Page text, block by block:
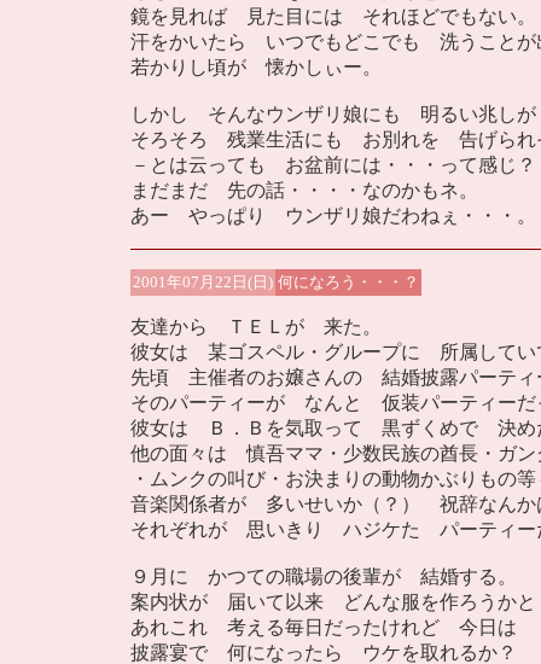
鏡を見れば 見た目には それほどでもない。
汗をかいたら いつでもどこでも 洗うことが
若かりし頃が 懐かしぃー。
しかし そんなウンザリ娘にも 明るい兆しが
そろそろ 残業生活にも お別れを 告げられ
－とは云っても お盆前には・・・って感じ？
まだまだ 先の話・・・・なのかもネ。
あー やっぱり ウンザリ娘だわねぇ・・・
2001年07月22日(日) 何になろう・・・？
友達から ＴＥＬが 来た。
彼女は 某ゴスペル・グループに 所属してい
先頃 主催者のお嬢さんの 結婚披露パーテ
そのパーティーが なんと 仮装パーティーだ
彼女は Ｂ．Ｂを気取って 黒ずくめで 決め
他の面々は 慎吾ママ・少数民族の酋長・ガン
・ムンクの叫び・お決まりの動物かぶりもの等
音楽関係者が 多いせいか（？） 祝辞なん
それぞれが 思いきり ハジケた パーティー
９月に かつての職場の後輩が 結婚する。
案内状が 届いて以来 どんな服を作ろうかと
あれこれ 考える毎日だったけれど 今日は
披露宴で 何になったら ウケを取れるか？